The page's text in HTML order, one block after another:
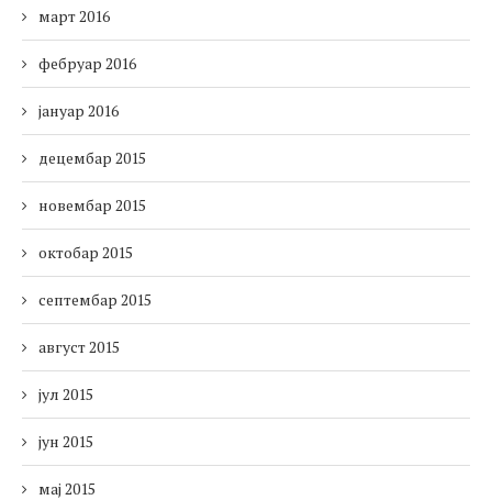
март 2016
фебруар 2016
јануар 2016
децембар 2015
новембар 2015
октобар 2015
септембар 2015
август 2015
јул 2015
јун 2015
мај 2015